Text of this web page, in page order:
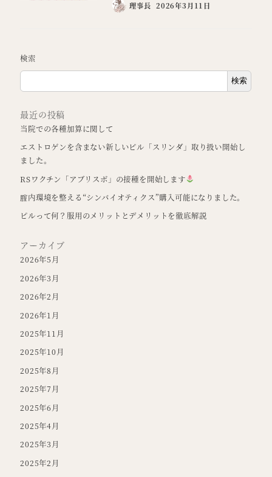
理事長 2026年3月11日
検索
検索
最近の投稿
当院での各種加算に関して
エストロゲンを含まない新しいピル「スリンダ」取り扱い開始し
ました。
RSワクチン「アブリスボ」の接種を開始します
腟内環境を整える“シンバイオティクス”購入可能になりました。
ピルって何？服用のメリットとデメリットを徹底解説
アーカイブ
2026年5月
2026年3月
2026年2月
2026年1月
2025年11月
2025年10月
2025年8月
2025年7月
2025年6月
2025年4月
2025年3月
2025年2月